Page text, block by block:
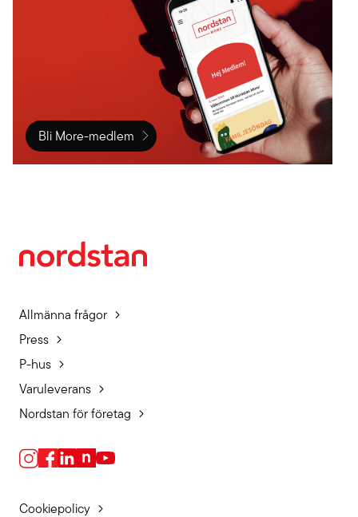
Bli More-medlem
Allmänna frågor
Press
P-hus
Varuleverans
Nordstan för företag
Cookiepolicy